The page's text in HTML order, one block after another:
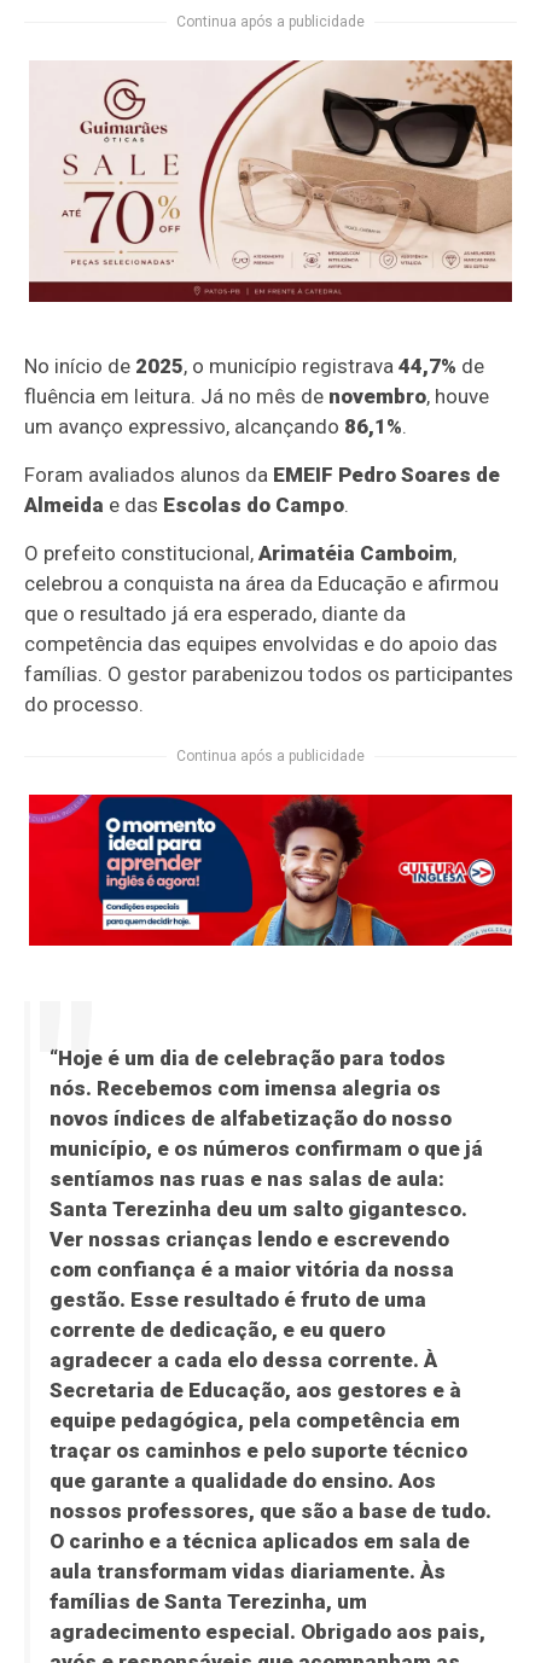
Continua após a publicidade
No início de 2025, o município registrava44,7% de
fluência em leitura. Já no mês de novembro, houve
um avanço expressivo, alcançando 86,1%.
Foram avaliados alunos da EMEIF Pedro Soares de
Almeida e das Escolas do Campo.
O prefeito constitucional,Arimatéia Camboim,
celebrou a conquista na área da Educação e afirmou
que o resultado já era esperado, diante da
competência das equipes envolvidas e do apoio das
famílias. O gestor parabenizou todos os participantes
do processo.
Continua após a publicidade
“Hoje é um dia de celebração para todos
nós. Recebemos com imensa alegria os
novos índices de alfabetização do nosso
município, e os números confirmam o que já
sentíamos nas ruas e nas salas de aula:
Santa Terezinha deu um salto gigantesco.
Ver nossas crianças lendo e escrevendo
com confiança é a maior vitória da nossa
gestão. Esse resultado é fruto de uma
corrente de dedicação, e eu quero
agradecer a cada elo dessa corrente. À
Secretaria de Educação, aos gestores e à
equipe pedagógica, pela competência em
traçar os caminhos e pelo suporte técnico
que garante a qualidade do ensino. Aos
nossos professores, que são a base de tudo.
O carinho e a técnica aplicados em sala de
aula transformam vidas diariamente. Às
famílias de Santa Terezinha, um
agradecimento especial. Obrigado aos pais,